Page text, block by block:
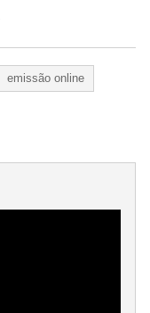
emissão online